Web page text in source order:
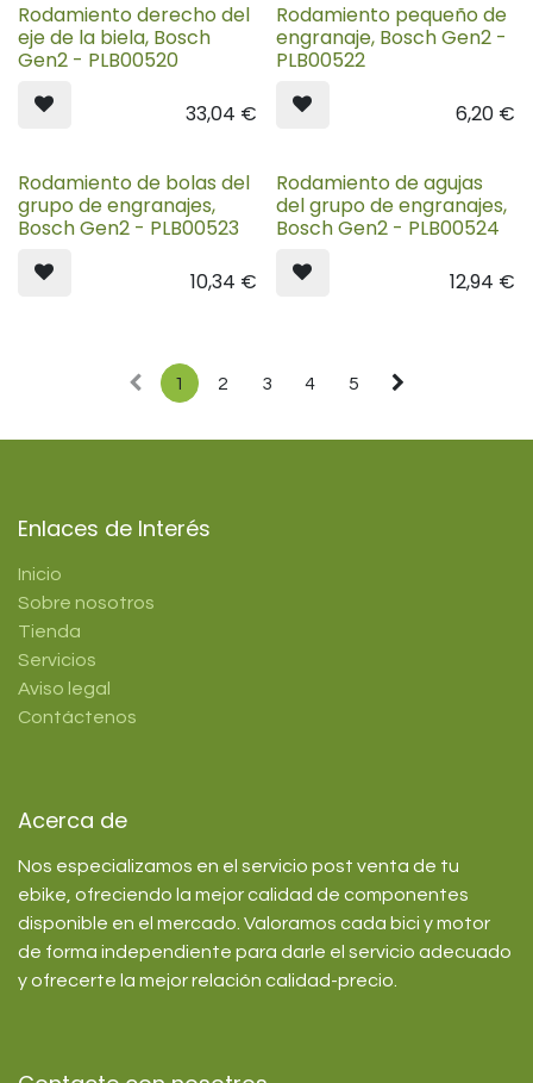
Rodamiento derecho del
eje de la biela, Bosch
Gen2 - PLB00520
33,04 €
Rodamiento pequeño de
engranaje, Bosch Gen2 -
PLB00522
6,20€
Rodamiento de bolas del
grupo de engranajes,
Bosch Gen2 - PLB00523
10,34 €
Rodamiento de agujas
del grupo de engranajes,
Bosch Gen2 - PLB00524
12,94 €
1 2 3 4 5
Enlaces de Interés
Inicio
Sobre nosotros
Tienda
Servicios
Aviso legal
Contáctenos
Acerca de
Nos especializamos en el servicio post venta de tu
ebike, ofreciendo la mejor calidad de componentes
disponible en el mercado. Valoramos cada bici y motor
de forma independiente para darle el servicio adecuado
y ofrecerte la mejor relación calidad-precio.